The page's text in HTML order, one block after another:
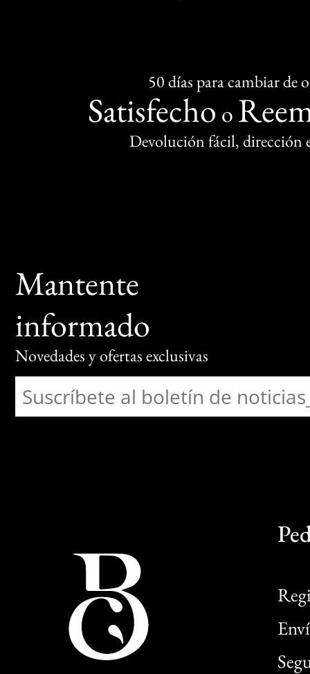
50 días para cambiar de
Satisfecho o
Devolución fácil, dirección
Mantente
informado
Novedades y ofertas exclusivas